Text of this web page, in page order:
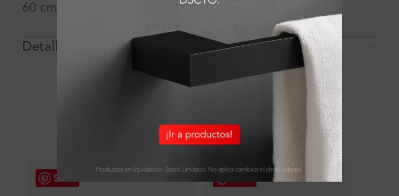
60 cm
Detalles y Material
OTROS PRODUCTOS QUE PUEDEN
INTERESARTE
Save